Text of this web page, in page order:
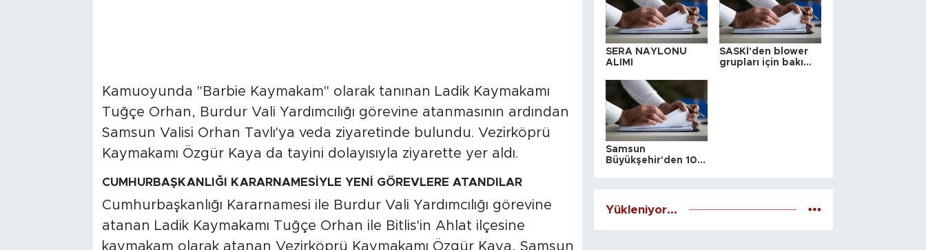
Kamuoyunda "Barbie Kaymakam" olarak tanınan Ladik Kaymakamı
Tuğçe Orhan, Burdur Vali Yardımcılığı görevine atanmasının ardından
Samsun Valisi Orhan Tavlı'ya veda ziyaretinde bulundu. Vezirköprü
Kaymakamı Özgür Kaya da tayini dolayısıyla ziyarette yer aldı.
CUMHURBAŞKANLIĞI KARARNAMESİYLE YENİ GÖREVLERE ATANDILAR
Cumhurbaşkanlığı Kararnamesi ile Burdur Vali Yardımcılığı görevine
atanan Ladik Kaymakamı Tuğçe Orhan ile Bitlis'in Ahlat ilçesine
kaymakam olarak atanan Vezirköprü Kaymakamı Özgür Kaya, Samsun
SERA NAYLONU
ALIMI
SASKİ'den blower
grupları için bakım
Samsun
Büyükşehir'den 10
Yükleniyor...